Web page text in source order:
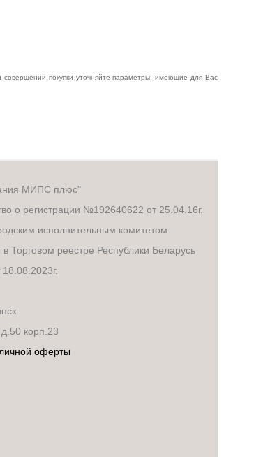
совершении покупки уточняйте параметры, имеющие для Вас
МИПС плюс"
о регистрации №192640622 от 25.04.16г.
исполнительным комитетом
в Торговом реестре Республики Беларусь
корп.23
оферты